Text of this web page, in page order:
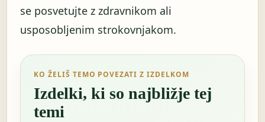
se posvetujte z zdravnikom ali
usposobljenim strokovnjakom.
KO ŽELIŠ TEMO POVEZATI Z IZDELKOM
Izdelki, ki so najbližje tej
temi